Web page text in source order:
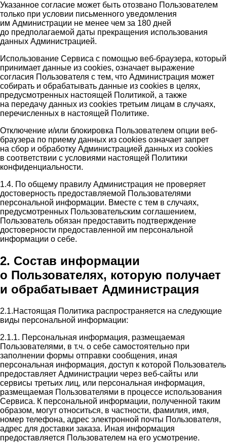
Указанное согласие может быть отозвано Пользователем
только при условии письменного уведомления
им Администрации не менее чем за 180 дней
до предполагаемой даты прекращения использования
данных Администрацией.
Использование Сервиса с помощью веб-браузера, который
принимает данные из cookies, означает выражение
согласия Пользователя с тем, что Администрация может
собирать и обрабатывать данные из cookies в целях,
предусмотренных настоящей Политикой, а также
на передачу данных из cookies третьим лицам в случаях,
перечисленных в настоящей Политике.
Отключение и/или блокировка Пользователем опции веб-
браузера по приему данных из cookies означает запрет
на сбор и обработку Администрацией данных из cookies
в соответствии с условиями настоящей Политики
конфиденциальности.
1.4. По общему правилу Администрация не проверяет
достоверность предоставляемой Пользователями
персональной информации. Вместе с тем в случаях,
предусмотренных Пользовательским соглашением,
Пользователь обязан предоставить подтверждение
достоверности предоставленной им персональной
информации о себе.
2. Состав информации
о Пользователях, которую получает
и обрабатывает Администрация
2.1.Настоящая Политика распространяется на следующие
виды персональной информации:
2.1.1. Персональная информация, размещаемая
Пользователями, в т.ч. о себе самостоятельно при
заполнении формы отправки сообщения, иная
персональная информация, доступ к которой Пользователь
предоставляет Администрации через веб-сайты или
сервисы третьих лиц, или персональная информация,
размещаемая Пользователями в процессе использования
Сервиса. К персональной информации, полученной таким
образом, могут относиться, в частности, фамилия, имя,
номер телефона, адрес электронной почты Пользователя,
адрес для доставки заказа. Иная информация
предоставляется Пользователем на его усмотрение.